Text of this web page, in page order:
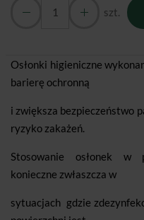
szt.
Osłonki higieniczne
barierę ochronną
i zwiększa bezpieczeństwo
ryzyko zakażeń.
Stosowanie osłonek w
konieczne zwłaszcza w
sytuacjach gdzie